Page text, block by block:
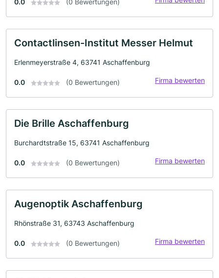
0.0 (0 Bewertungen)
Contactlinsen-Institut Messer Helmut
Erlenmeyerstraße 4, 63741 Aschaffenburg
0.0 (0 Bewertungen) Firma bewerten
Die Brille Aschaffenburg
Burchardtstraße 15, 63741 Aschaffenburg
0.0 (0 Bewertungen) Firma bewerten
Augenoptik Aschaffenburg
Rhönstraße 31, 63743 Aschaffenburg
0.0 (0 Bewertungen) Firma bewerten